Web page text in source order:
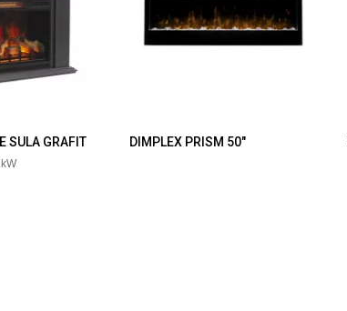
SULA GRAFIT DIMPLEX PRISM 50"